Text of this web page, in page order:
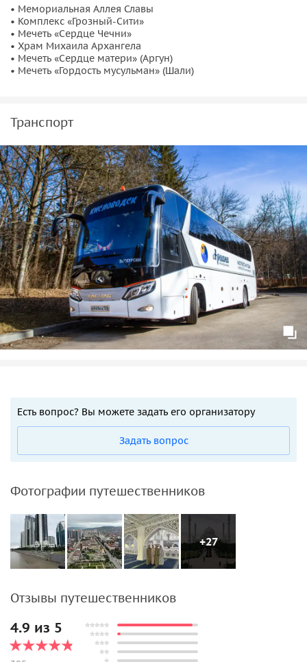
• Мемориальная Аллея Славы
• Комплекс «Грозный-Сити»
• Мечеть «Сердце Чечни»
• Храм Михаила Архангела
• Мечеть «Сердце матери» (Аргун)
• Мечеть «Гордость мусульман» (Шали)
Транспорт
Есть вопрос? Вы можете задать его организатору
Задать вопрос
Фотографии путешественников
+27
Отзывы путешественников
4.9 из 5